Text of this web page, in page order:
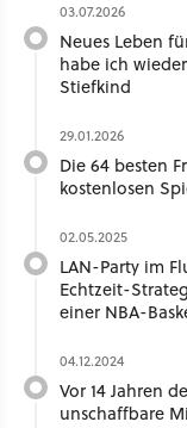
03.07.2026
Neues Leben
habe ich
Stiefkind
29.01.2026
Die 64 besten
kostenlosen
02.05.2025
LAN-Party im
Echtzeit-
einer NBA-
04.12.2024
Vor 14 Jahren
unschaffbare